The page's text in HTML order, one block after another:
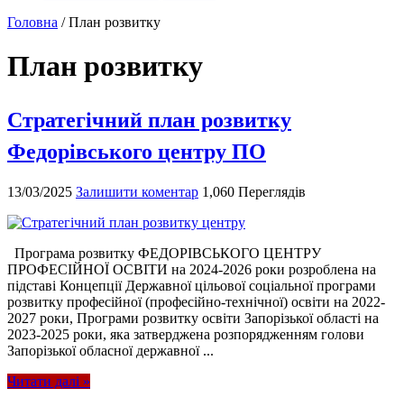
Головна /План розвитку
План розвитку
Стратегічний план розвитку
Федорівського центру ПО
13/03/2025 Залишити коментар 1,060 Переглядів
Програма розвитку ФЕДОРІВСЬКОГО ЦЕНТРУ
ПРОФЕСІЙНОЇ ОСВІТИ на 2024-2026 роки розроблена на
підставі Концепції Державної цільової соціальної програми
розвитку професійної (професійно-технічної) освіти на 2022-
2027 роки, Програми розвитку освіти Запорізької області на
2023-2025 роки, яка затверджена розпорядженням голови
Запорізької обласної державної ...
Читати далі »